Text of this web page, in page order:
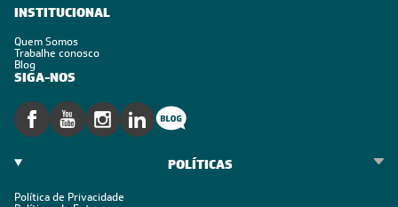
INSTITUCIONAL
Quem Somos
Trabalhe conosco
Blog
SIGA-NOS
POLÍTICAS
Política de Privacidade